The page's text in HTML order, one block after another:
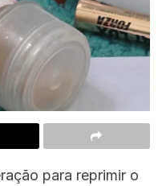
para reprimir o